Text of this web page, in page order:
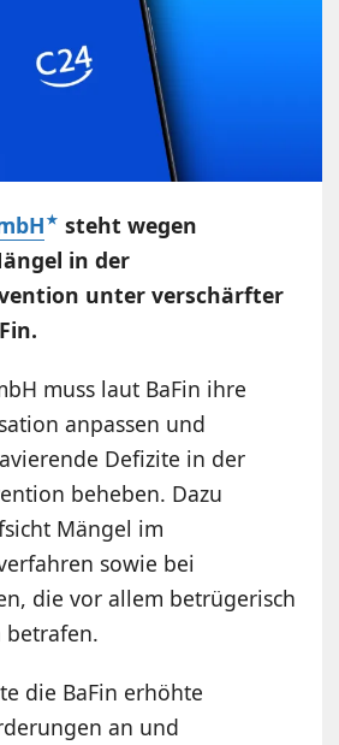
steht wegen
in der
unter verschärfter
muss laut BaFin ihre
anpassen und
Defizite in der
beheben. Dazu
Mängel im
sowie bei
die vor allem betrügerisch
betrafen.
die BaFin erhöhte
an und